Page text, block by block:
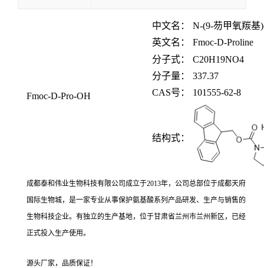
Fmoc-D-Pro-OH
中文名： N-(9-芴甲氧羰基
英文名：
Fmoc-D-Proline
分子式：
C20H19NO4
分子量：
337.37
CAS号： 101555-62-8
结构式：
成都泰和伟业生物科技有限公司成立于2013年，公司总部位于成都天府
国际生物城，是一家专业从事保护氨基酸系列产品研发、生产与销售的
生物科技企业。有独立的生产基地，位于甘肃省兰州市兰州新区，已经
正式投入生产使用。
源头厂家，品质保证！